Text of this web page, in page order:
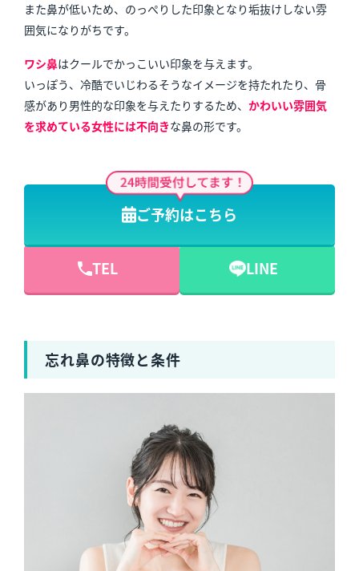
また鼻が低いため、のっぺりした印象となり垢抜けしない雰
囲気になりがちです。
ワシ鼻はクールでかっこいい印象を与えます。
いっぽう、冷酷でいじわるそうなイメージを持たれたり、骨
感があり男性的な印象を与えたりするため、 かわいい雰囲気
を求めている女性には不向きな鼻の形です。
TEL LINE
ご予約はこちら
忘れ鼻の特徴と条件